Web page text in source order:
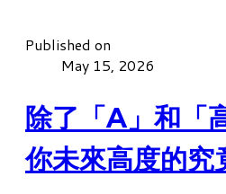
Published on
May 15, 2026
除了「A」和「
你未來高度的究